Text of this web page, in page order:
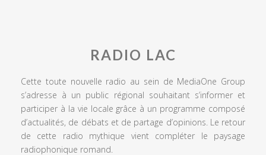
RADIO LAC
Cette toute nouvelle radio au sein de MediaOne Group
s’adresse à un public régional souhaitant s’informer et
participer à la vie locale grâce à un programme composé
d’actualités, de débats et de partage d’opinions. Le retour
de cette radio mythique vient compléter le paysage
radiophonique romand.